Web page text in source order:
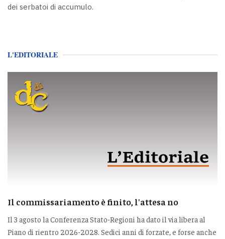
dei serbatoi di accumulo.
L'EDITORIALE
Il commissariamento è finito, l'attesa no
Il 3 agosto la Conferenza Stato-Regioni ha dato il via libera al
Piano di rientro 2026-2028. Sedici anni di forzate, e forse anche